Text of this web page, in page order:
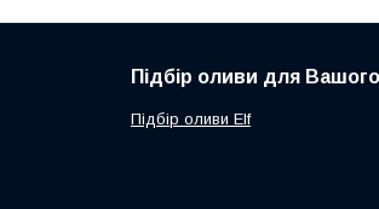
Підбір оливи для
Підбір оливи Elf